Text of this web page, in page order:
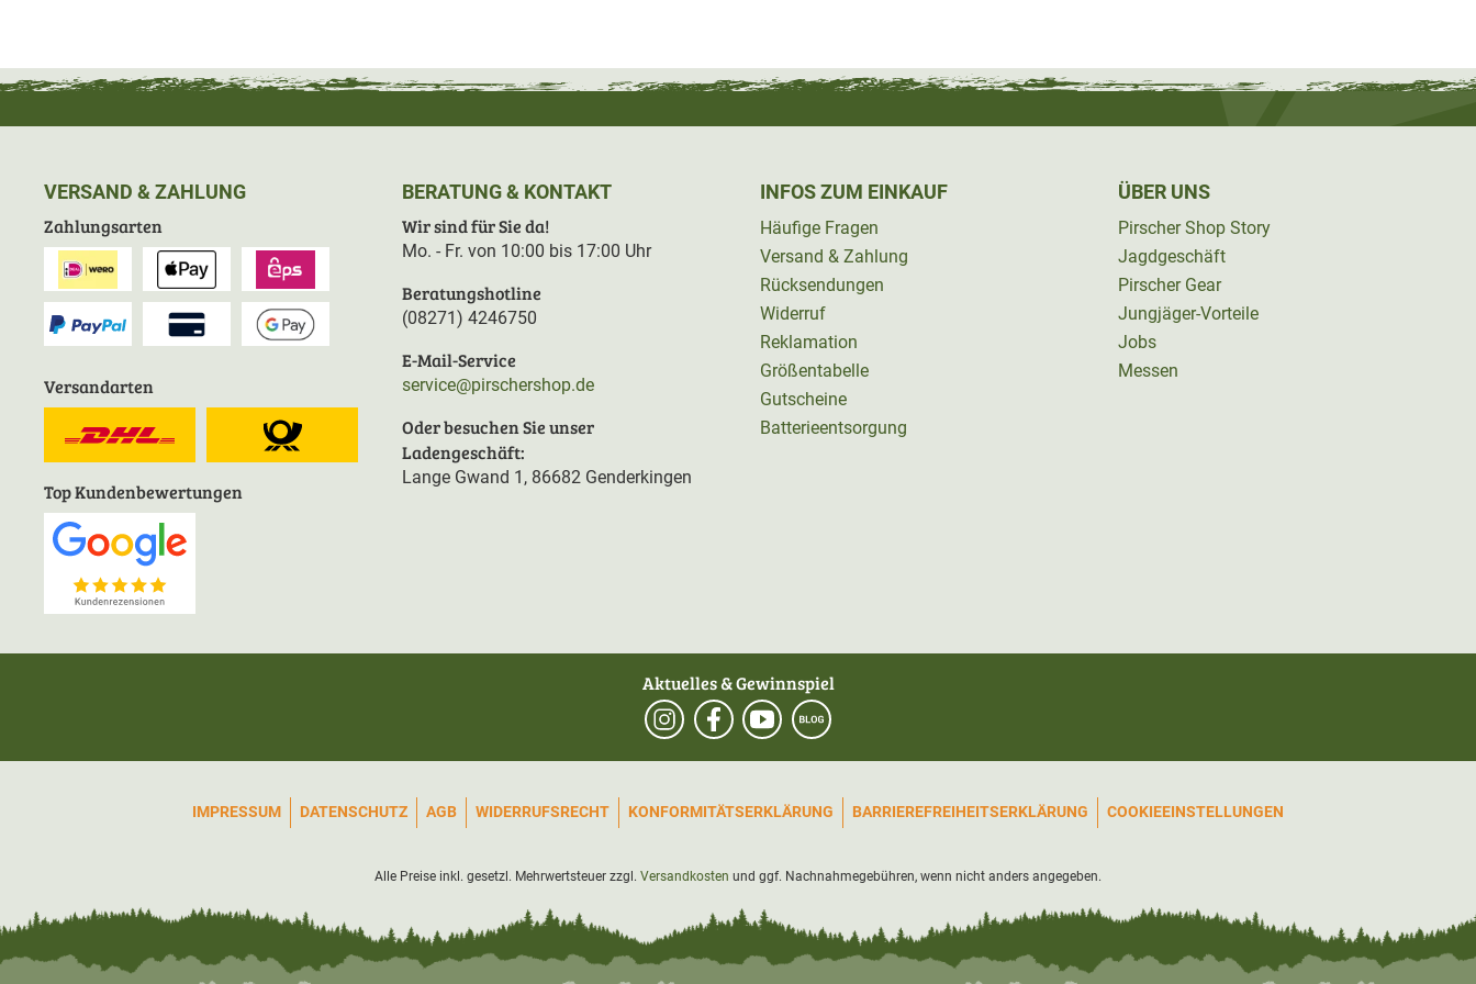
VERSAND & ZAHLUNG
Zahlungsarten
Versandarten
Top Kundenbewertungen
BERATUNG & KONTAKT
Wir sind für Sie da!
Mo. - Fr. von 10:00 bis 17:00 Uhr
Beratungshotline
(08271) 4246750
E-Mail-Service
service@pirschershop.de
Oder besuchen Sie unser
Ladengeschäft:
Lange Gwand 1, 86682 Genderkingen
INFOS ZUM EINKAUF
Häufige Fragen
Versand & Zahlung
Rücksendungen
Widerruf
Reklamation
Größentabelle
Gutscheine
Batterieentsorgung
ÜBER UNS
Pirscher Shop Story
Jagdgeschäft
Pirscher Gear
Jungjäger-Vorteile
Jobs
Messen
Aktuelles & Gewinnspiel
IMPRESSUM DATENSCHUTZ AGB WIDERRUFSRECHT KONFORMITÄTSERKLÄRUNG BARRIEREFREIHEITSERKLÄRUNG COOKIEEINSTELLUNGEN
Alle Preise inkl. gesetzl. Mehrwertsteuer zzgl. Versandkosten und ggf. Nachnahmegebühren, wenn nicht anders angegeben.